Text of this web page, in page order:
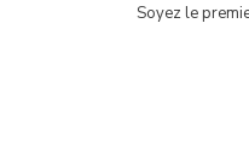
Soyez le